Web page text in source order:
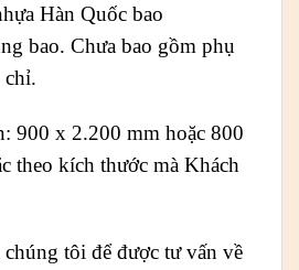
Hàn Quốc bao
bao. Chưa bao gồm phụ
chỉ.
900 x 2.200 mm hoặc 800
theo kích thước mà Khách
tôi để được tư vấn về